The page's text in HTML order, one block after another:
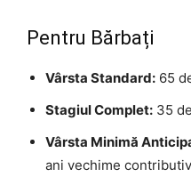
Pentru Bărbați
Vârsta Standard: 65
Stagiul Complet: 35
Vârsta Minimă
ani vechime